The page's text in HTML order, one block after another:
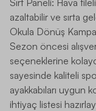
azaltabilir ve sırta
Okula Dönüş
Sezon öncesi
seçeneklerine
sayesinde kaliteli
ayakkabıları uygun
ihtiyaç listesi